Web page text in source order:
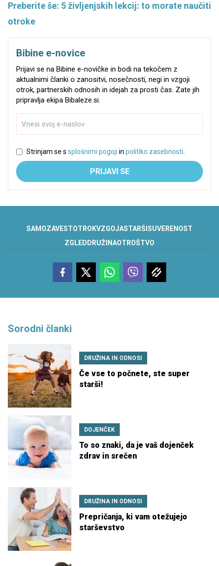
Preberite še: 5 življenjskih lekcij: to morate naučiti
otroke
Bibine e-novice
Prijavi se na Bibine e-novičke in bodi na tekočem z
aktualnimi članki o zanositvi, nosečnosti, negi in vzgoji
otrok, partnerskih odnosih in idejah za prosti čas. Zate jih
pripravlja ekipa Bibaleze.si.
Strinjam se s splošnimi pogoji in politiko zasebnosti.
PRIJAVI SE
SAMOZAVESTOTROKVZGOJASTARŠI SUVERENOST
ZGLED DRUŽINAOTROŠTVO
Sorodni članki
DRUŽINA IN ODNOSI
Če vse to počnete, ste super
starši!
DOJENČEK
To so znaki, da je vaš dojenček
zdrav in srečen
DRUŽINA IN ODNOSI
Prepričanja, ki vam otežujejo
starševstvo